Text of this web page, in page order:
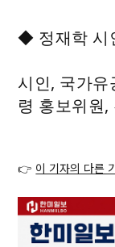
◆ 정재학 시
시인, 국가
령 홍보위원
👉 이 기자의 다른